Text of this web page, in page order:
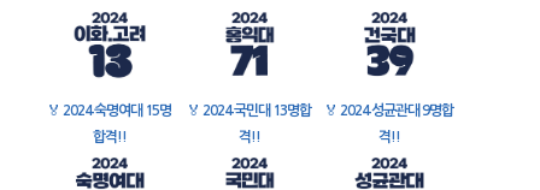
🏅 2024 숙명여대 15명
합격!!
🏅 2024 국민대 13명합
격!!
🏅 2024 성균관대 9명합
격!!